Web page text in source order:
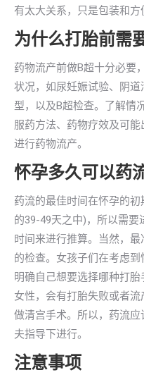
有太大关系，只是包装和方
为什么打胎前需
药物流产前做B超十分必要
状况，如尿妊娠试验、阴
型，以及B超检查。了解情
服药方法、药物疗效及可
进行药物流产。
怀孕多久可以药
药流的最佳时间在怀孕的
的39-49天之中)，所以需
时间来进行推算。当然，
的检查。女孩子们在考虑
明确自己想要选择哪种打
女性，会有打胎失败或者
做清宫手术。所以，药流
夫指导下进行。
注意事项